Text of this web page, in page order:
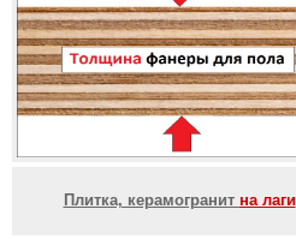
Плитка, керамогранит на лаги